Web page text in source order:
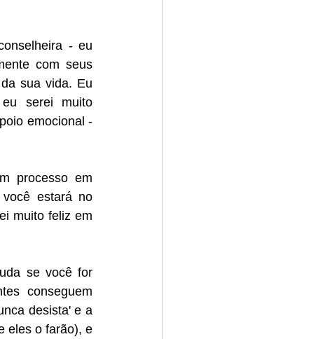
- eu
com seus
sua vida. Eu
serei muito
emocional -
processo em
estará no
muito feliz em
se você for
conseguem
desista' e a
eles o farão), e